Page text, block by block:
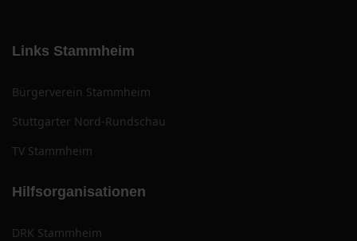
Links Stammheim
Bürgerverein Stammheim
Stuttgarter Nord-Rundschau
TV Stammheim
Hilfsorganisationen
DRK Stammheim